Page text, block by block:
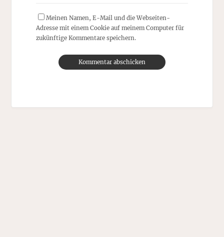
Meinen Namen, E-Mail und die Webseiten-
Adresse mit einem Cookie auf meinem Computer für
zukünftige Kommentare speichern.